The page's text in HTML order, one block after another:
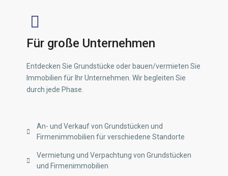
Für große Unternehmen
Entdecken Sie Grundstücke oder bauen/vermieten Sie
Immobilien für Ihr Unternehmen. Wir begleiten Sie
durch jede Phase.
An- und Verkauf von Grundstücken und
Firmenimmobilien für verschiedene Standorte
Vermietung und Verpachtung von Grundstücken
und Firmenimmobilien